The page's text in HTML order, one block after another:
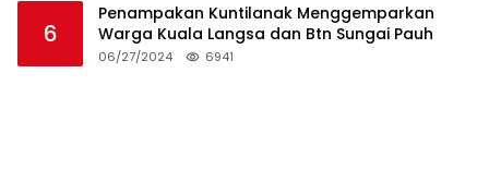
6
Penampakan Kuntilanak Menggemparkan
Warga Kuala Langsa dan Btn Sungai Pauh
06/27/2024 6941